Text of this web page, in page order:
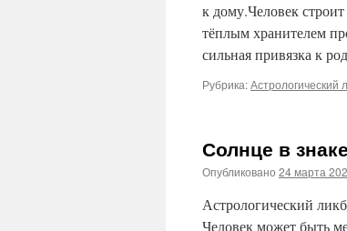
к дому.Человек
тёплым хранителем
сильная привязка к
Рубрика:Астрологический
Солнце в
Опубликовано 24 марта
Астрологический
Человек может быть